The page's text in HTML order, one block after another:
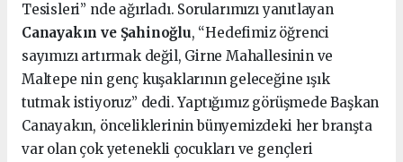
Tesisleri” nde ağırladı. Sorularımızı yanıtlayan
Canayakın ve Şahinoğlu, “Hedefimiz öğrenci
sayımızı artırmak değil, Girne Mahallesinin ve
Maltepe nin genç kuşaklarının geleceğine ışık
tutmak istiyoruz” dedi. Yaptığımız görüşmede Başkan
Canayakın, önceliklerinin bünyemizdeki her branşta
var olan çok yetenekli çocukları ve gençleri